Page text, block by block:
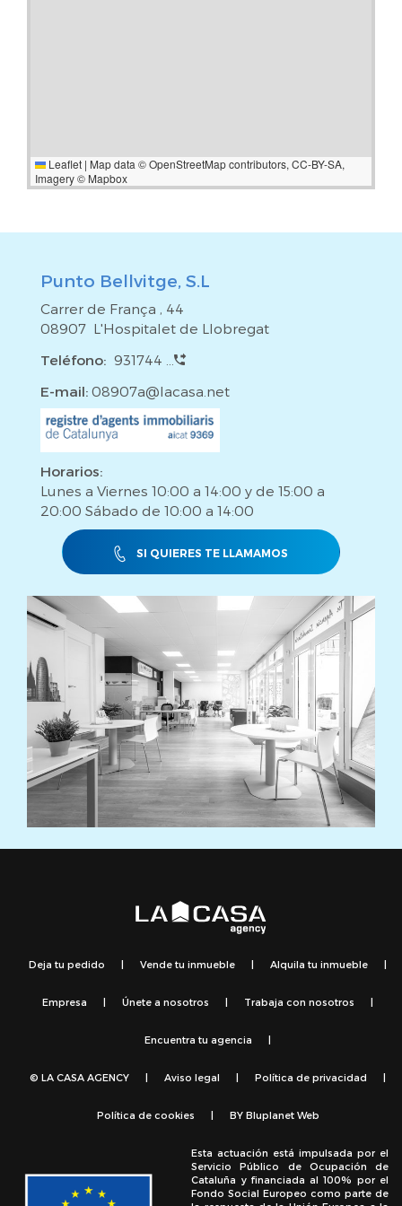
Leaflet | Map data ©OpenStreetMapcontributors, CC-BY-SA,
Imagery © Mapbox
Punto Bellvitge, S.L
Carrer de França , 44
08907 L'Hospitalet de Llobregat
Teléfono: 931744 ...
E-mail: 08907a@lacasa.net
Horarios:
Lunes a Viernes 10:00 a 14:00 y de 15:00 a
20:00 Sábado de 10:00 a 14:00
SI QUIERES TE LLAMAMOS
Deja tu pedido | Vende tu inmueble | Alquila tu inmueble |
Empresa | Únete a nosotros | Trabaja con nosotros |
Encuentra tu agencia |
© LA CASA AGENCY | Aviso legal | Política de privacidad |
Política de cookies | BY Bluplanet Web
Esta actuación está impulsada por el
Servicio Público de Ocupación de
Cataluña y financiada al 100% por el
Fondo Social Europeo como parte de